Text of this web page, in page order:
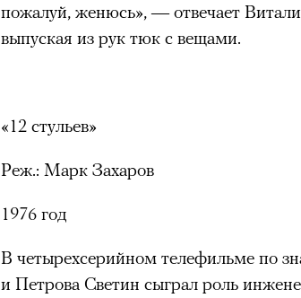
пожалуй, женюсь», — отвечает
выпуская из рук тюк с вещами.
«12 стульев»
Реж.: Марк Захаров
1976 год
В четырехсерийном телефильме по
и Петрова Светин сыграл роль